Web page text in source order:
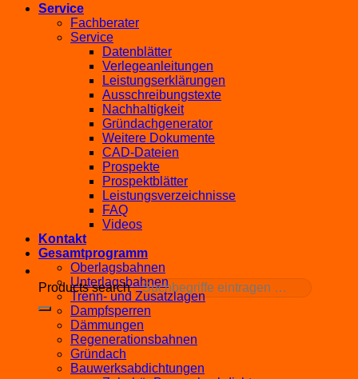
Products search
Service
Fachberater
Service
Datenblätter
Verlegeanleitungen
Leistungserklärungen
Ausschreibungstexte
Nachhaltigkeit
Gründachgenerator
Weitere Dokumente
CAD-Dateien
Prospekte
Prospektblätter
Leistungsverzeichnisse
FAQ
Videos
Kontakt
Gesamtprogramm
Oberlagsbahnen
Unterlagsbahnen
Trenn- und Zusatzlagen
Dampfsperren
Dämmungen
Regenerationsbahnen
Gründach
Bauwerksabdichtungen